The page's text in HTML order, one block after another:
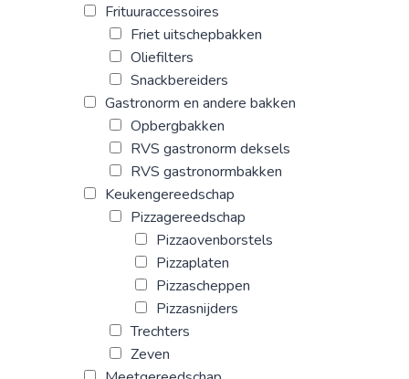
Frituuraccessoires
Friet uitschepbakken
Oliefilters
Snackbereiders
Gastronorm en andere bakken
Opbergbakken
RVS gastronorm deksels
RVS gastronormbakken
Keukengereedschap
Pizzagereedschap
Pizzaovenborstels
Pizzaplaten
Pizzascheppen
Pizzasnijders
Trechters
Zeven